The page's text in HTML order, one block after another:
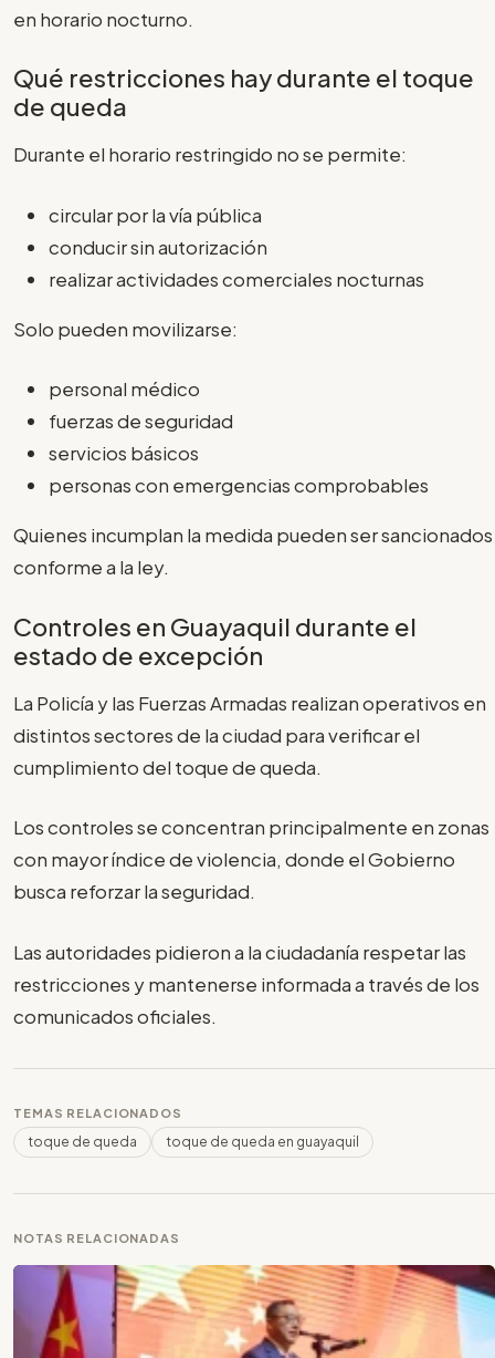
en horario nocturno.
Qué restricciones hay durante el toque
de queda
Durante el horario restringido no se permite:
circular por la vía pública
conducir sin autorización
realizar actividades comerciales nocturnas
Solo pueden movilizarse:
personal médico
fuerzas de seguridad
servicios básicos
personas con emergencias comprobables
Quienes incumplan la medida pueden ser sancionados
conforme a la ley.
Controles en Guayaquil durante el
estado de excepción
La Policía y las Fuerzas Armadas realizan operativos en
distintos sectores de la ciudad para verificar el
cumplimiento del toque de queda.
Los controles se concentran principalmente en zonas
con mayor índice de violencia, donde el Gobierno
busca reforzar la seguridad.
Las autoridades pidieron a la ciudadanía respetar las
restricciones y mantenerse informada a través de los
comunicados oficiales.
TEMAS RELACIONADOS
toque de queda toque de queda en guayaquil
NOTAS RELACIONADAS